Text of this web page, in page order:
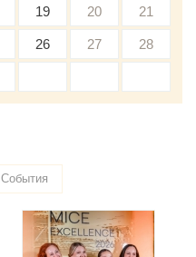
19 20 21
26 27 28
События